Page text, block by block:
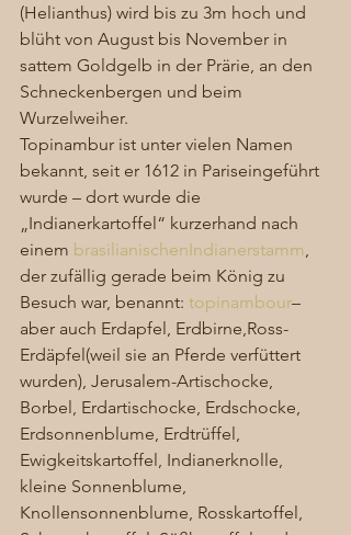
(Helianthus) wird bis zu 3m hoch und
blüht von August bis November in
sattem Goldgelb in der Prärie, an den
Schneckenbergen und beim
Wurzelweiher.
Topinambur ist unter vielen Namen
bekannt, seit er 1612 in Pariseingeführt
wurde – dort wurde die
„Indianerkartoffel“ kurzerhand nach
einem brasilianischenIndianerstamm
der zufällig gerade beim König zu
Besuch war, benannt: topinambour–
aber auch Erdapfel, Erdbirne,Ross-
Erdäpfel(weil sie an Pferde verfüttert
wurden), Jerusalem-Artischocke,
Borbel, Erdartischocke, Erdschocke,
Erdsonnenblume, Erdtrüffel,
Ewigkeitskartoffel, Indianerknolle,
kleine Sonnenblume,
Knollensonnenblume, Rosskartoffel,